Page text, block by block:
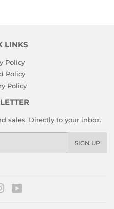
LINKS
Policy
Policy
Policy
sales. Directly to your inbox.
SIGN UP
Instagram